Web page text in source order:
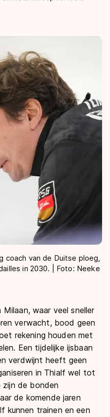
coach van de Duitse ploeg,
in 2030. | Foto: Neeke
waar veel sneller
verwacht, bood geen
rekening houden met
Een tijdelijke ijsbaan
verdwijnt heeft geen
in Thialf wel tot
zijn de bonden
de komende jaren
kunnen trainen en een